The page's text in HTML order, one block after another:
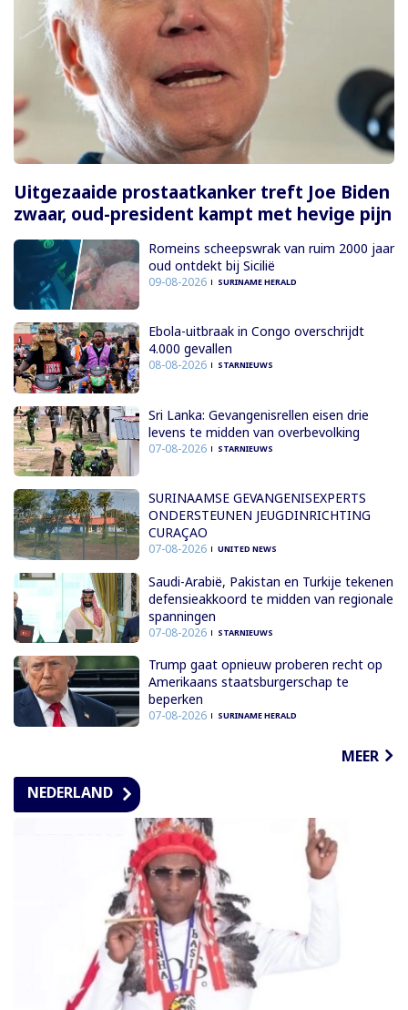
Uitgezaaide prostaatkanker treft Joe Biden
zwaar, oud-president kampt met hevige pijn
Romeins scheepswrak van ruim 2000 jaar
oud ontdekt bij Sicilië
09-08-2026 SURINAME HERALD
Ebola-uitbraak in Congo overschrijdt
4.000 gevallen
08-08-2026 STARNIEUWS
Sri Lanka: Gevangenisrellen eisen drie
levens te midden van overbevolking
07-08-2026 STARNIEUWS
SURINAAMSE GEVANGENISEXPERTS
ONDERSTEUNEN JEUGDINRICHTING
CURAÇAO
07-08-2026 UNITED NEWS
Saudi-Arabië, Pakistan en Turkije tekenen
defensieakkoord te midden van regionale
spanningen
07-08-2026 STARNIEUWS
Trump gaat opnieuw proberen recht op
Amerikaans staatsburgerschap te
beperken
07-08-2026 SURINAME HERALD
MEER
NEDERLAND